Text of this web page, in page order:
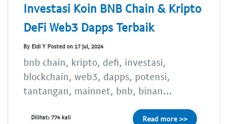
Investasi Koin BNB Chain & Kripto
DeFi Web3 Dapps Terbaik
By Eldi Y Posted on 17 Jul, 2024
bnb chain, kripto, defi, investasi,
blockchain, web3, dapps, potensi,
tantangan, mainnet, bnb, binan...
Dilihat: 774 kali Read more >>